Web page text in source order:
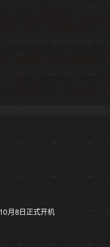
了公司。得知现状后，
月8日正式开机